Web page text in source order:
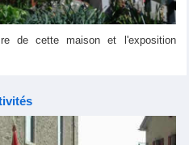
de cette maison et l'exposition